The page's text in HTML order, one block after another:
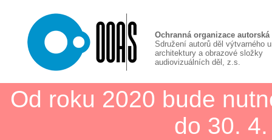
Ochranná organizace autorská
Sdružení autorů děl výtvarného
architektury a obrazové složky
audiovizuálních děl, z.s.
Od roku 2020 bude
do 30.